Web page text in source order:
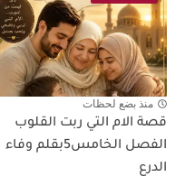
منذ بضع لحظات
قصة الام التي ربت القلوب
الفصل الخامس5بقلم وفاء
الدرع